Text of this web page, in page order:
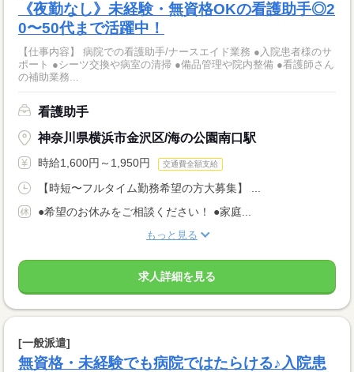
《夜勤なし》未経験・無資格OKの看護助手◎2
0〜50代まで活躍中！
【仕事内容】 病院での看護助手/ナースエイド業務 ●入院患者様のサ
ポート ●シーツ交換や病室の清掃 ●備品管理や院内整備 ●看護師さん
の補助業務...
看護助手
神奈川県横浜市金沢区/海の公園南口駅
時給1,600円～1,950円 交通費全額支給
【時短〜フルタイム勤務希望の方大募集】 ...
●希望のお休みをご相談ください！ ●家庭...
もっと見る
求人詳細を見る
[一般派遣]
無資格・未経験でも病院ではたらける♪入院患